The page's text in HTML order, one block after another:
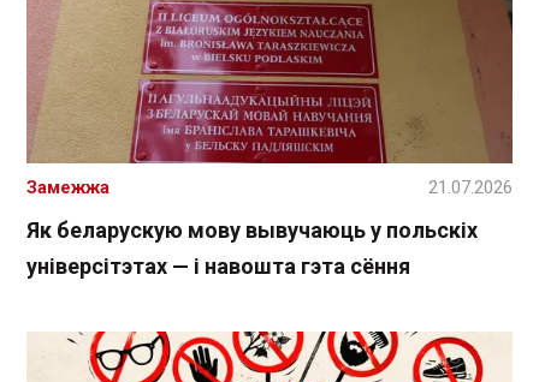
Як беларускую мову вывучаюць у польскіх
універсітэтах — і навошта гэта сёння
Замежжа 21.07.2026